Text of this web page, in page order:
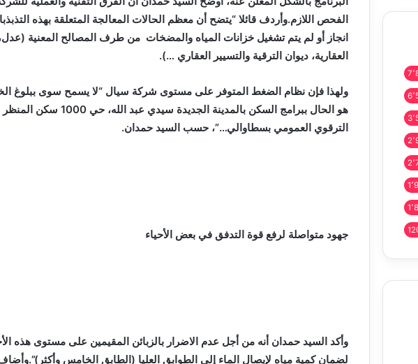
الفحص اللازم.وأردف قائلا “يتضح أن معظم الحالات المعالجة المتعلقة بهذه
انجاز أو لم يتم تشغيل خزانات المياه والمضخات من طرف المصالح المعنية
العقارية، ديوان الترقية والتسيير العقاري …).
ولهذا فإن نظام الضغط المتوفر على مستوى شركة سيال “لا يسمح سوى ببلوغ
هو الحال ببرامج السكن
الترقوي العمومي بسطاوالي…”، حسب السيد حمدان.
جهود متواصلة لرفع قوة التدفق في بعض الأحياء
وأكد السيد حمدان أنه من أجل عدم الاضرار بالزبائن المقيمين على مستوى هذه
لضمان كمية مياه لإيصال الماء إلى الطوابق العليا (الطابق الخامس